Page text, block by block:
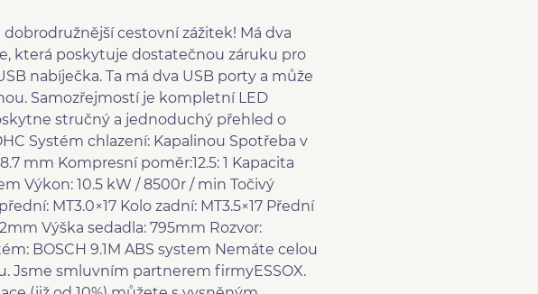
cestovní zážitek! Má dva
která poskytuje dostatečnou záruku pro
nabíječka. Ta má dva USB porty a může
Samozřejmostí je kompletní LED
stručný a jednoduchý přehled o
Systém chlazení: Kapalinou Spotřeba v
mm Kompresní poměr:12.5: 1 Kapacita
Výkon: 10.5 kW / 8500r / min Točivý
MT3.0×17 Kolo zadní: MT3.5×17 Přední
Výška sedadla: 795mm Rozvor:
BOSCH 9.1M ABS system Nemáte celou
Jsme smluvním partnerem firmyESSOX.